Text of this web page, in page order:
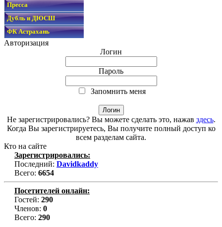
Пресса
Дубль и ДЮСШ
ФК Астрахань
Авторизация
Логин
Пароль
Запомнить меня
Не зарегистрировались? Вы можете сделать это, нажав здесь.
Когда Вы зарегистрируетесь, Вы получите полный доступ ко
всем разделам сайта.
Кто на сайте
Зарегистрировались:
Последний: Davidkaddy
Всего: 6654
Посетителей онлайн:
Гостей: 290
Членов: 0
Всего: 290